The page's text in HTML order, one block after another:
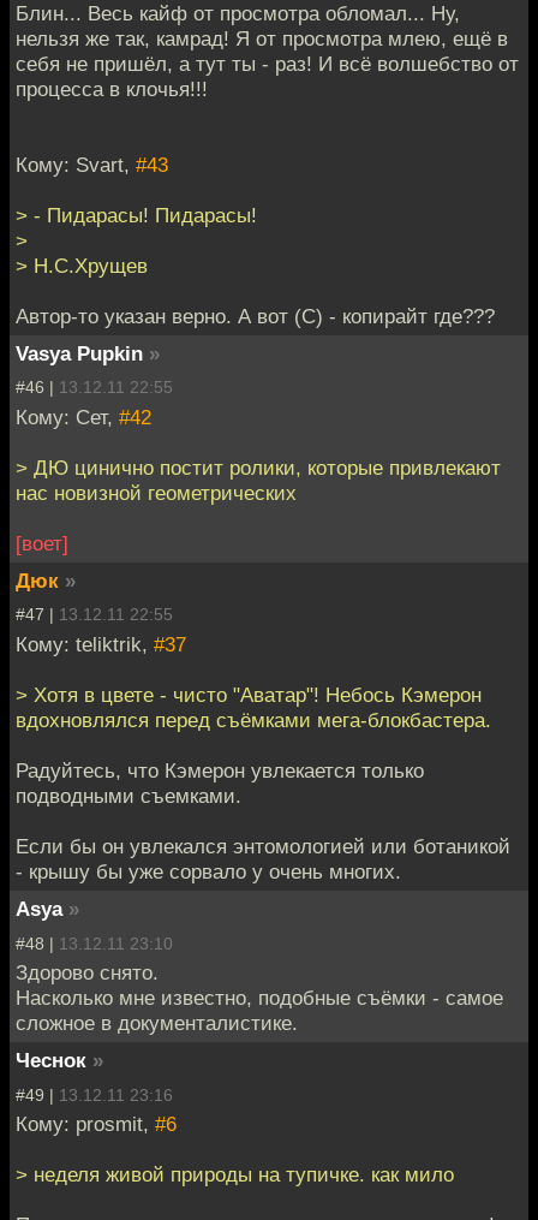
Блин... Весь кайф от просмотра обломал... Ну,
нельзя же так, камрад! Я от просмотра млею, ещё в
себя не пришёл, а тут ты - раз! И всё волшебство от
процесса в клочья!!!
Кому: Svart, #43
> - Пидарасы! Пидарасы!
>
> Н.С.Хрущев
Автор-то указан верно. А вот (С) - копирайт где???
Vasya Pupkin »
#46 | 13.12.11 22:55
Кому: Сет, #42
> ДЮ цинично постит ролики, которые привлекают
нас новизной геометрических
[воет]
Дюк »
#47 | 13.12.11 22:55
Кому: teliktrik, #37
> Хотя в цвете - чисто "Аватар"! Небось Кэмерон
вдохновлялся перед съёмками мега-блокбастера.
Радуйтесь, что Кэмерон увлекается только
подводными съемками.
Если бы он увлекался энтомологией или ботаникой
- крышу бы уже сорвало у очень многих.
Asya »
#48 | 13.12.11 23:10
Здорово снято.
Насколько мне известно, подобные съёмки - самое
сложное в документалистике.
Чеснок »
#49 | 13.12.11 23:16
Кому: prosmit, #6
> неделя живой природы на тупичке. как мило